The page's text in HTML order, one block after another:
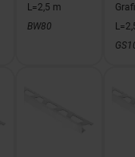
L=2,5 m
BW80